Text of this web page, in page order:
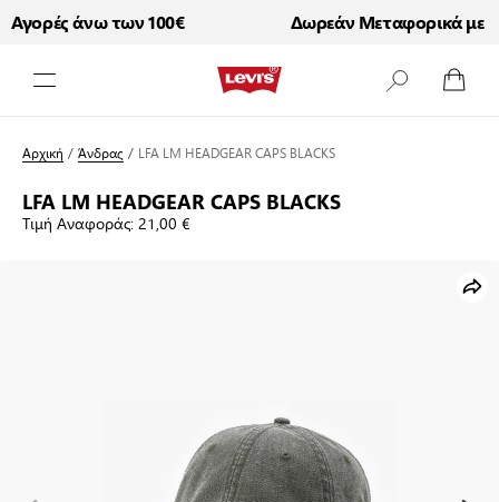
άνω των 100€ Δωρεάν Μεταφορικά με
Αρχική /Άνδρας / LFA LM HEADGEAR CAPS BLACKS
LFA LM HEADGEAR CAPS BLACKS
Τιμή Αναφοράς:21,00 €